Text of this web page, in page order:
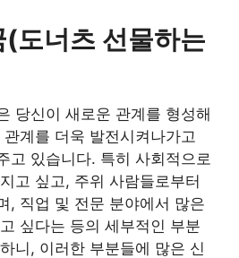
(도너츠 선물하는
당신이 새로운 관계를 형성해
계를 더욱 발전시켜나가고
고 있습니다. 특히 사회적으로
고 싶고, 주위 사람들로부터
, 직업 및 전문 분야에서 많은
싶다는 등의 세부적인 부분
니, 이러한 부분들에 많은 신